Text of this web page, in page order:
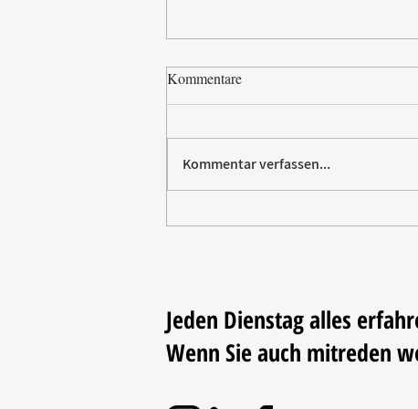
Paw Patrol erobert die
Kommentare
Kommentar verfassen...
Jeden Dienstag alles
Wenn Sie auch mitreden